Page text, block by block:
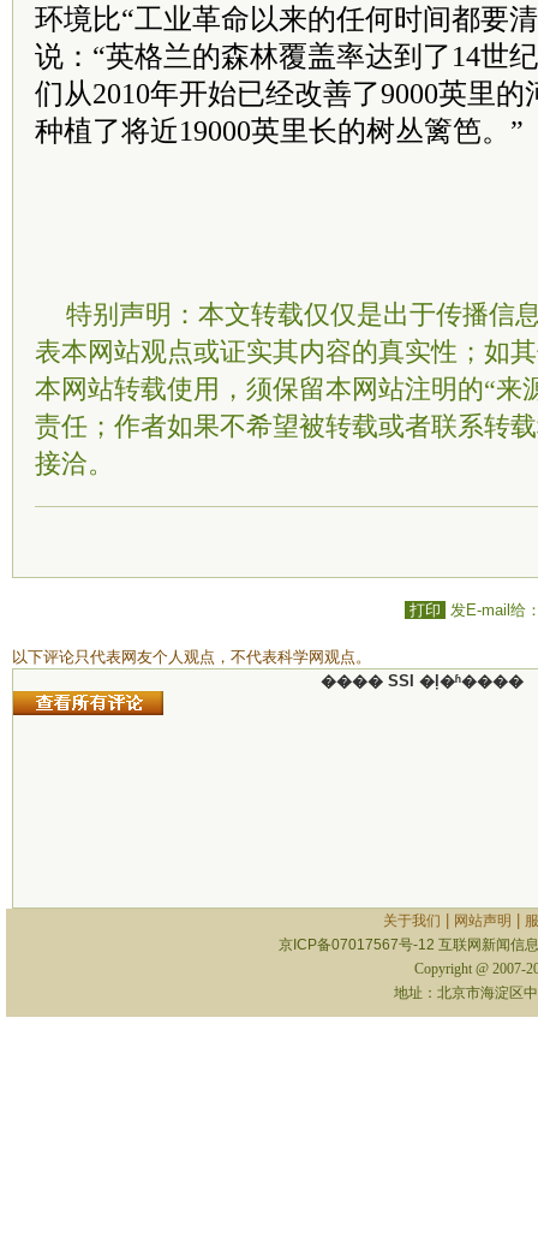
环境比“工业革命以来的任何时间都要
说：“英格兰的森林覆盖率达到了14世
们从2010年开始已经改善了9000英里
种植了将近19000英里长的树丛篱笆。”
特别声明：本文转载仅仅是出于传播信
表本网站观点或证实其内容的真实性；如
本网站转载使用，须保留本网站注明的“来
责任；作者如果不希望被转载或者联系转
接洽。
打印 发E-mail给
以下评论只代表网友个人观点，不代表科学网观点。
���� SSI �ļ�ʱ����
关于我们 网站声明
京ICP备07017567号-12 互联网新闻信
Copyright @ 2007-
地址：北京市海淀区